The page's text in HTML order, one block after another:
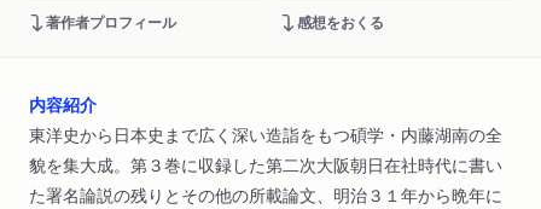
著作者プロフィール 感想をおくる
内容紹介
東洋史から日本史まで広く深い造詣をもつ碩学・内藤湖南の全
貌を集大成。第３巻に収録した第二次大阪朝日在社時代に書い
た署名論説の残りとその他の所載論文、明治３１年から晩年に